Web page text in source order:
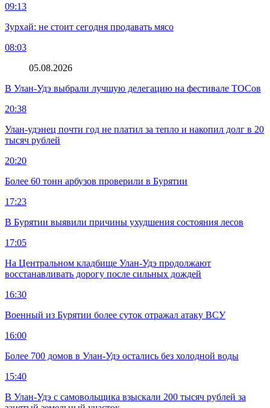
09:13
Зурхай: не стоит сегодня продавать мясо
08:03
05.08.2026
В Улан-Удэ выбрали лучшую делегацию на фестивале ТОСов
20:38
Улан-удэнец почти год не платил за тепло и накопил долг в 20
тысяч рублей
20:20
Более 60 тонн арбузов проверили в Бурятии
17:23
В Бурятии выявили причины ухудшения состояния лесов
17:05
На Центральном кладбище Улан-Удэ продолжают
восстанавливать дорогу после сильных дождей
16:30
Военный из Бурятии более суток отражал атаку ВСУ
16:00
Более 700 домов в Улан-Удэ остались без холодной воды
15:40
В Улан-Удэ с самовольщика взыскали 200 тысяч рублей за